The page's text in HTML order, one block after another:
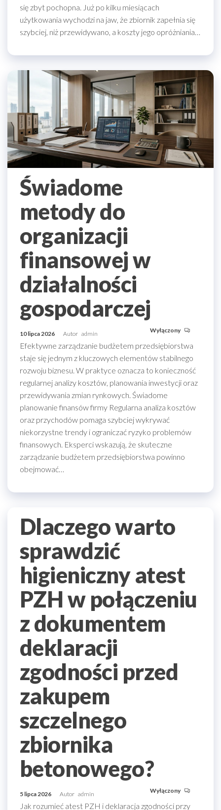
się zbyt pochopna. Już po kilku miesiącach
użytkowania wychodzi na jaw, że zbiornik zapełnia się
szybciej, niż przewidywano, a koszty jego opróżniania…
Świadome
metody do
organizacji
finansowej w
działalności
gospodarczej
10 lipca 2026 Autor admin Wyłączony
Efektywne zarządzanie budżetem przedsiębiorstwa
staje się jednym z kluczowych elementów stabilnego
rozwoju biznesu. W praktyce oznacza to konieczność
regularnej analizy kosztów, planowania inwestycji oraz
przewidywania zmian rynkowych. Świadome
planowanie finansów firmy Regularna analiza kosztów
oraz przychodów pomaga szybciej wykrywać
niekorzystne trendy i ograniczać ryzyko problemów
finansowych. Eksperci wskazują, że skuteczne
zarządzanie budżetem przedsiębiorstwa powinno
obejmować…
Dlaczego warto
sprawdzić
higieniczny atest
PZH w połączeniu
z dokumentem
deklaracji
zgodności przed
zakupem
szczelnego
zbiornika
betonowego?
5 lipca 2026 Autor admin Wyłączony
Jak rozumieć atest PZH i deklaracja zgodności przy